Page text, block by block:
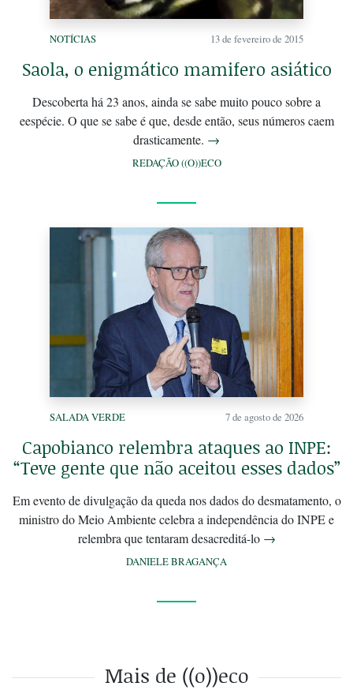
NOTÍCIAS 13 de fevereiro de 2015
Saola, o enigmático mamifero asiático
Descoberta há 23 anos, ainda se sabe muito pouco sobre a
eespécie. O que se sabe é que, desde então, seus números caem
drasticamente. →
REDAÇÃO ((O))ECO
SALADA VERDE 7 de agosto de 2026
Capobianco relembra ataques ao INPE:
“Teve gente que não aceitou esses dados”
Em evento de divulgação da queda nos dados do desmatamento, o
ministro do Meio Ambiente celebra a independência do INPE e
relembra que tentaram desacreditá-lo →
DANIELE BRAGANÇA
Mais de ((o))eco